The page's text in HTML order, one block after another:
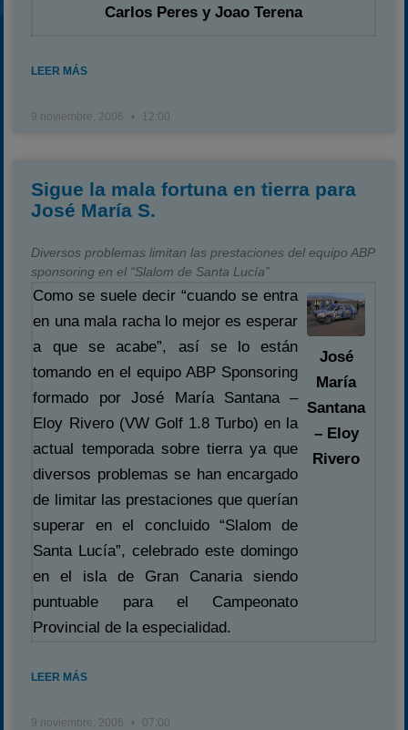
Carlos Peres y Joao Terena
LEER MÁS
9 noviembre, 2006 12:00
Sigue la mala fortuna en tierra para
José María S.
Diversos problemas limitan las prestaciones del equipo ABP
sponsoring en el “Slalom de Santa Lucía”
Como se suele decir “cuando se entra
en una mala racha lo mejor es esperar
a que se acabe”, así se lo están
tomando en el equipo ABP Sponsoring
formado por José María Santana –
Eloy Rivero (VW Golf 1.8 Turbo) en la
actual temporada sobre tierra ya que
diversos problemas se han encargado
de limitar las prestaciones que querían
superar en el concluido “Slalom de
Santa Lucía”, celebrado este domingo
en el isla de Gran Canaria siendo
puntuable para el Campeonato
Provincial de la especialidad.
José
María
Santana
– Eloy
Rivero
LEER MÁS
9 noviembre, 2006 07:00